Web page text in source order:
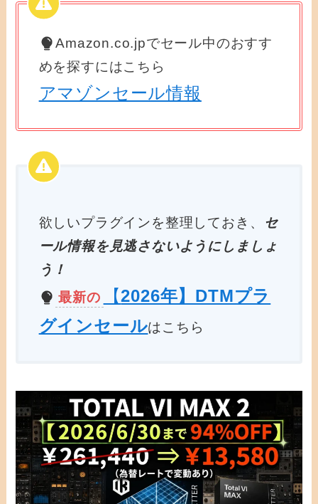
Amazon.co.jpでセール中のおすす
めを探すにはこちら
アマゾンセール情報
欲しいプラグインを整理しておき、
セ
ール情報を見逃さないようにしましょ
う！
最新の
【2026年】DTMプラ
グインセールはこちら